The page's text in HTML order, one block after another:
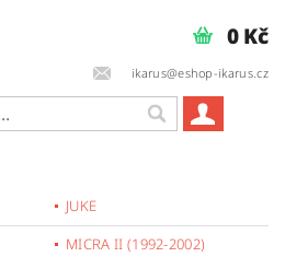
ikarus@eshop-ikarus.cz
0 Kč
JUKE
MICRA II (1992-2002)